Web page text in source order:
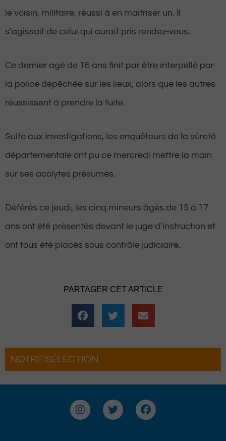
le voisin, militaire, réussi à en maitriser un. Il
s’agissait de celui qui aurait pris rendez-vous.
Ce dernier agé de 16 ans finit par être interpellé par
la police dépêchée sur les lieux, alors que les autres
réussissent à prendre la fuite.
Suite aux investigations, les enquêteurs de la sûreté
départementale ont pu ce mercredi mettre la main
sur ses acolytes présumés.
Déférés ce jeudi, les cinq mineurs âgés de 15 à 17
ans ont été présentés devant le juge d’instruction et
ont tous été placés sous contrôle judiciaire.
PARTAGER CET ARTICLE
NOTRE SÉLECTION
Pau : La Fête du Roi fait son
pour une troisième édition
I
n
T
w
F
a